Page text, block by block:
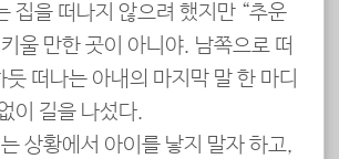
집을 떠나지 않으려 했지만 “추운
울 만한 곳이 아니야. 남쪽으로 떠
떠나는 아내의 마지막 말 한 마디
이 길을 나섰다.
상황에서 아이를 낳지 말자 하고,